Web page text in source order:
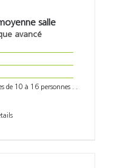
salle
avancé
de 10 à 16 personnes . .